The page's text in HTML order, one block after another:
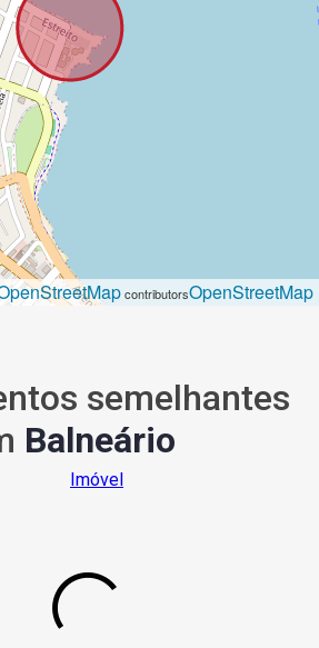
contributorsOpenStreetMap
semelhantes
Balneário